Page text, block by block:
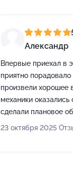
Александр
Впервые приехал в
приятно
произвели хорошее
механики
сделали плановое
двигателе,
23 октября 2025